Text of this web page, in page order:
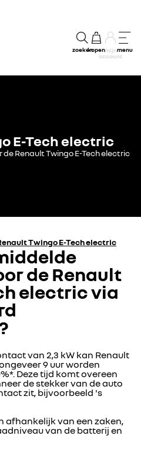
zoekenkopenmijn
account
menu
E-Tech electric
Renault Twingo E-Tech electric
Twingo E-Tech electric
de Renault
electric via
van 2,3 kW kan Renault
9 uur worden
Deze tijd komt overeen
de stekker van de auto
zit, bijvoorbeeld 's
afhankelijk van een zaken,
van de batterij en